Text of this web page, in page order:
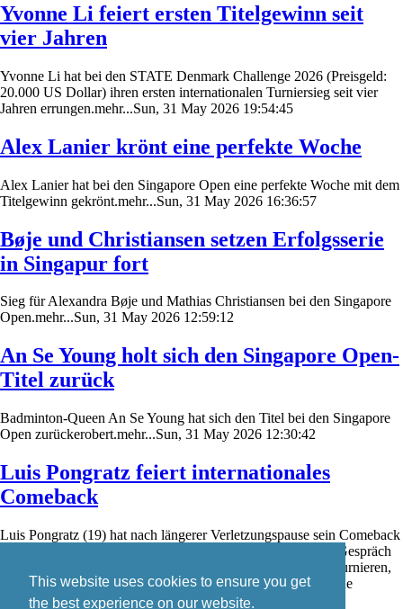
This website uses cookies to ensure you get
the best experience on our website.
Yvonne Li feiert ersten Titelgewinn seit
vier Jahren
Yvonne Li hat bei den STATE Denmark Challenge 2026 (Preisgeld:
20.000 US Dollar) ihren ersten internationalen Turniersieg seit vier
Jahren errungen.mehr...Sun, 31 May 2026 19:54:45
Alex Lanier krönt eine perfekte Woche
Alex Lanier hat bei den Singapore Open eine perfekte Woche mit dem
Titelgewinn gekrönt.mehr...Sun, 31 May 2026 16:36:57
Bøje und Christiansen setzen Erfolgsserie
in Singapur fort
Sieg für Alexandra Bøje und Mathias Christiansen bei den Singapore
Open.mehr...Sun, 31 May 2026 12:59:12
An Se Young holt sich den Singapore Open-
Titel zurück
Badminton-Queen An Se Young hat sich den Titel bei den Singapore
Open zurückerobert.mehr...Sun, 31 May 2026 12:30:42
Luis Pongratz feiert internationales
Comeback
Luis Pongratz (19) hat nach längerer Verletzungspause sein Comeback
auf der internationalen Badminton-Turnierserie gefeiert. Im Gespräch
mit badzine.de schildert er seine Eindrücke von den ersten Turnieren,
den aktuellen Trainingsbedingungen in Dänemark sowie seine
weiteren Wettkampfpläne.mehr...Sat, 30 May 2026 19:08:14